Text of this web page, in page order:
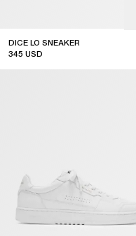
DICE LO SNEAKER
345 USD